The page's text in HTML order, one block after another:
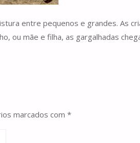
entre pequenos e grandes. As
ou mãe e filha, as gargalhadas
marcados com *